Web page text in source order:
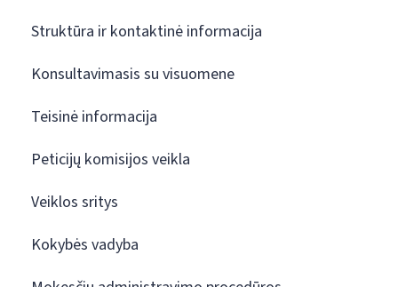
Struktūra ir kontaktinė informacija
Konsultavimasis su visuomene
Teisinė informacija
Peticijų komisijos veikla
Veiklos sritys
Kokybės vadyba